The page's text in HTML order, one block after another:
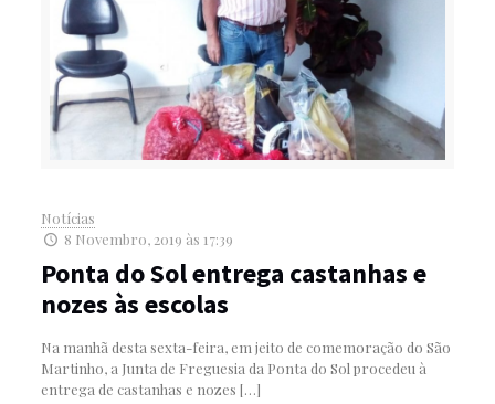
Notícias
8 Novembro, 2019 às 17:39
Ponta do Sol entrega castanhas e
nozes às escolas
Na manhã desta sexta-feira, em jeito de comemoração do São
Martinho, a Junta de Freguesia da Ponta do Sol procedeu à
entrega de castanhas e nozes […]